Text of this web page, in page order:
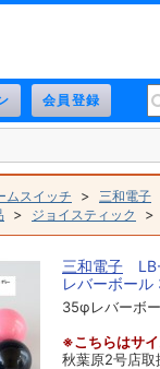
ムスイッチ > 三和電子
> ジョイスティック >
三和電子
レバーボー
35φレバーボ
※こちらはサイ
秋葉原2号店取